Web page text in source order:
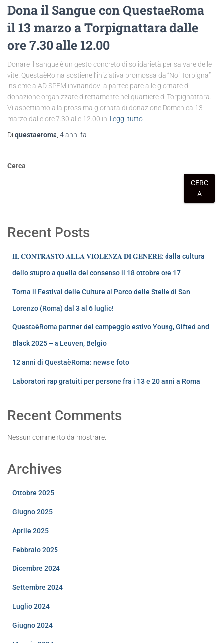
Dona il Sangue con QuestaeRoma
il 13 marzo a Torpignattara dalle
ore 7.30 alle 12.00
Donare il sangue è un gesto concreto di solidarietà per salvare delle
vite. QuestaèRoma sostiene l’iniziativa promossa da “Noi Torpigna”
insieme a AD SPEM invitandovi a partecipare alle giornate di
donazione organizzate direttamente nel quartiere di Torpignattara.
Vi aspettiamo alla prossima giornata di donazione Domenica 13
marzo dalle ore 7.30 alle 12.00 in Leggi tutto
Di questaeroma, 4 anni fa
Cerca
CERC
A
Recent Posts
𝐈𝐋 𝐂𝐎𝐍𝐓𝐑𝐀𝐒𝐓𝐎 𝐀𝐋𝐋𝐀 𝐕𝐈𝐎𝐋𝐄𝐍𝐙𝐀 𝐃𝐈 𝐆𝐄𝐍𝐄𝐑𝐄: dalla cultura
dello stupro a quella del consenso il 18 ottobre ore 17
Torna il Festival delle Culture al Parco delle Stelle di San
Lorenzo (Roma) dal 3 al 6 luglio!
QuestaèRoma partner del campeggio estivo Young, Gifted and
Black 2025 – a Leuven, Belgio
12 anni di QuestaèRoma: news e foto
Laboratori rap gratuiti per persone fra i 13 e 20 anni a Roma
Recent Comments
Nessun commento da mostrare.
Archives
Ottobre 2025
Giugno 2025
Aprile 2025
Febbraio 2025
Dicembre 2024
Settembre 2024
Luglio 2024
Giugno 2024